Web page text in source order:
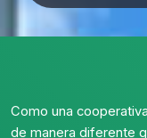
Como una
de manera diferente